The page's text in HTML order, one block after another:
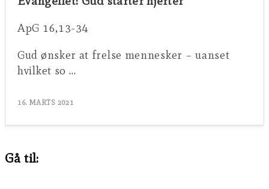
ApG 16,13-34
Gud ønsker at frelse mennesker – uanset
hvilket so …
16. MARTS 2021
Gå til: